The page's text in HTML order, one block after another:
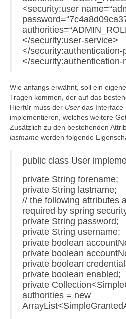
<security:user
</security:user-service>
</security:authentication-
</security:authentication-
Wie anfangs erwähnt, soll ein
Tragen kommen, der auf das
Hierfür muss der User das Interface
implementieren, welches weitere
Zusätzlich zu den bestehenden
lastname werden folgende
public class User
private String forename;
private String lastname;
// the following attributes
required by spring
private String password;
private String username;
private boolean
private boolean
private boolean
private boolean enabled;
private
authorities = new